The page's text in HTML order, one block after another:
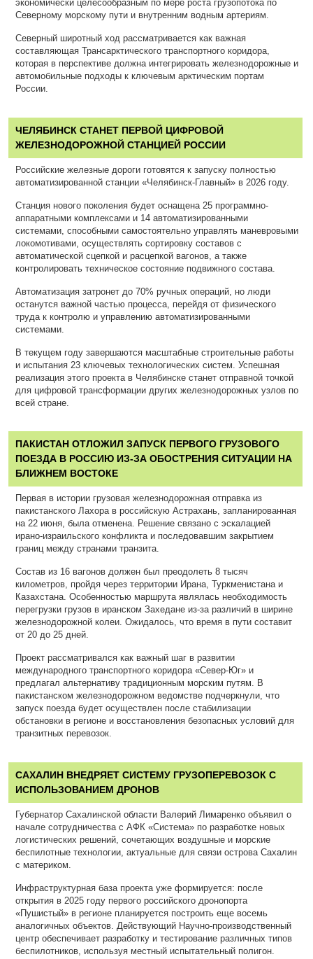
экономически целесообразным по мере роста грузопотока по
Северному морскому пути и внутренним водным артериям.
Северный широтный ход рассматривается как важная
составляющая Трансарктического транспортного коридора,
которая в перспективе должна интегрировать железнодорожные и
автомобильные подходы к ключевым арктическим портам
России.
ЧЕЛЯБИНСК СТАНЕТ ПЕРВОЙ ЦИФРОВОЙ
ЖЕЛЕЗНОДОРОЖНОЙ СТАНЦИЕЙ РОССИИ
Российские железные дороги готовятся к запуску полностью
автоматизированной станции «Челябинск-Главный» в 2026 году.
Станция нового поколения будет оснащена 25 программно-
аппаратными комплексами и 14 автоматизированными
системами, способными самостоятельно управлять маневровыми
локомотивами, осуществлять сортировку составов с
автоматической сцепкой и расцепкой вагонов, а также
контролировать техническое состояние подвижного состава.
Автоматизация затронет до 70% ручных операций, но люди
останутся важной частью процесса, перейдя от физического
труда к контролю и управлению автоматизированными
системами.
В текущем году завершаются масштабные строительные работы
и испытания 23 ключевых технологических систем. Успешная
реализация этого проекта в Челябинске станет отправной точкой
для цифровой трансформации других железнодорожных узлов по
всей стране.
ПАКИСТАН ОТЛОЖИЛ ЗАПУСК ПЕРВОГО ГРУЗОВОГО
ПОЕЗДА В РОССИЮ ИЗ-ЗА ОБОСТРЕНИЯ СИТУАЦИИ НА
БЛИЖНЕМ ВОСТОКЕ
Первая в истории грузовая железнодорожная отправка из
пакистанского Лахора в российскую Астрахань, запланированная
на 22 июня, была отменена. Решение связано с эскалацией
ирано-израильского конфликта и последовавшим закрытием
границ между странами транзита.
Состав из 16 вагонов должен был преодолеть 8 тысяч
километров, пройдя через территории Ирана, Туркменистана и
Казахстана. Особенностью маршрута являлась необходимость
перегрузки грузов в иранском Захедане из-за различий в ширине
железнодорожной колеи. Ожидалось, что время в пути составит
от 20 до 25 дней.
Проект рассматривался как важный шаг в развитии
международного транспортного коридора «Север-Юг» и
предлагал альтернативу традиционным морским путям. В
пакистанском железнодорожном ведомстве подчеркнули, что
запуск поезда будет осуществлен после стабилизации
обстановки в регионе и восстановления безопасных условий для
транзитных перевозок.
САХАЛИН ВНЕДРЯЕТ СИСТЕМУ ГРУЗОПЕРЕВОЗОК С
ИСПОЛЬЗОВАНИЕМ ДРОНОВ
Губернатор Сахалинской области Валерий Лимаренко объявил о
начале сотрудничества с АФК «Система» по разработке новых
логистических решений, сочетающих воздушные и морские
беспилотные технологии, актуальные для связи острова Сахалин
с материком.
Инфраструктурная база проекта уже формируется: после
открытия в 2025 году первого российского дронопорта
«Пушистый» в регионе планируется построить еще восемь
аналогичных объектов. Действующий Научно-производственный
центр обеспечивает разработку и тестирование различных типов
беспилотников, используя местный испытательный полигон.